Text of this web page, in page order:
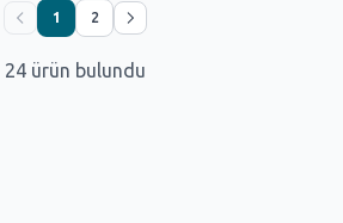
1 2
24 ürün bulundu